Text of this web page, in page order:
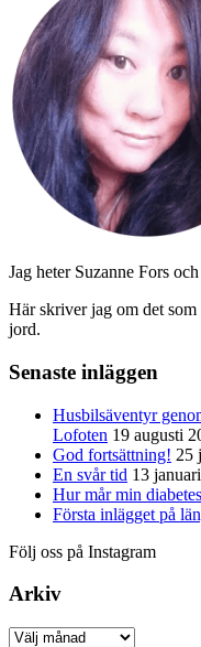
Jag heter Suzanne Fors
Här skriver jag om det
jord.
Senaste inläggen
Husbilsäventyr
Lofoten 19 augusti
God fortsättning! 25
En svår tid 13
Hur mår min
Första inlägget på
Följ oss på Instagram
Arkiv
Arkiv